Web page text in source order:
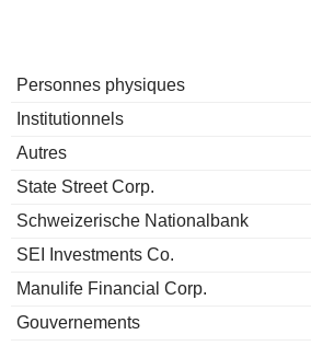
Personnes physiques
Institutionnels
Autres
State Street Corp.
Schweizerische Nationalbank
SEI Investments Co.
Manulife Financial Corp.
Gouvernements